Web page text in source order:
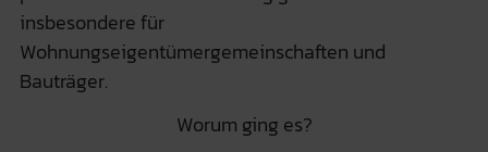
insbesondere für
Wohnungseigentümergemeinschaften und
Bauträger.
Worum ging es?